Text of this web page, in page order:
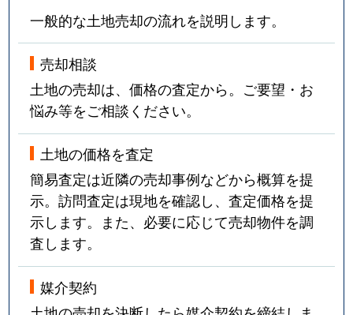
一般的な土地売却の流れを説明します。
売却相談
土地の売却は、価格の査定から。ご要望・お
悩み等をご相談ください。
土地の価格を査定
簡易査定は近隣の売却事例などから概算を提
示。訪問査定は現地を確認し、査定価格を提
示します。また、必要に応じて売却物件を調
査します。
媒介契約